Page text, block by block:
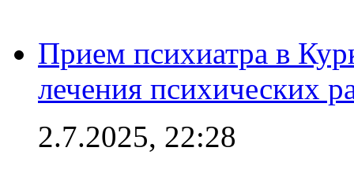
Прием психиатра в
лечения психических
2.7.2025, 22:28